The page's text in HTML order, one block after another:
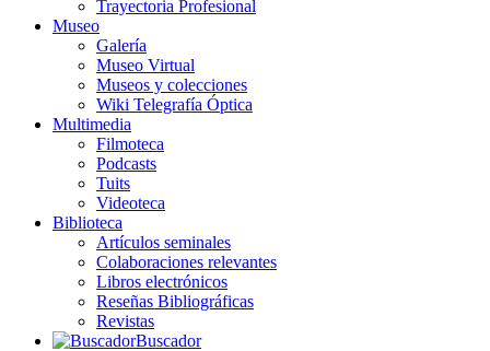
Trayectoria Profesional
Museo
Galería
Museo Virtual
Museos y colecciones
Wiki Telegrafía Óptica
Multimedia
Filmoteca
Podcasts
Tuits
Videoteca
Biblioteca
Artículos seminales
Colaboraciones relevantes
Libros electrónicos
Reseñas Bibliográficas
Revistas
Buscador